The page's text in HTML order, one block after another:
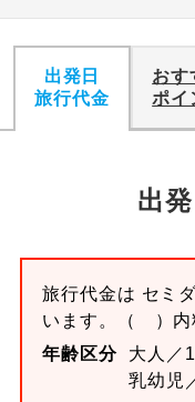
出発日
旅行代金
おす
ポイ
出
旅行代金は セミ
います。
（ ）内
年齢区分
大人／
乳幼児